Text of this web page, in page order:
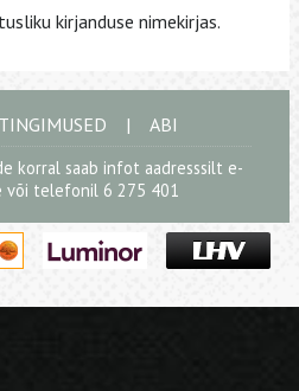
kirjanduse nimekirjas.
| ABI
korral saab infot aadresssilt e-
või telefonil 6 275 401